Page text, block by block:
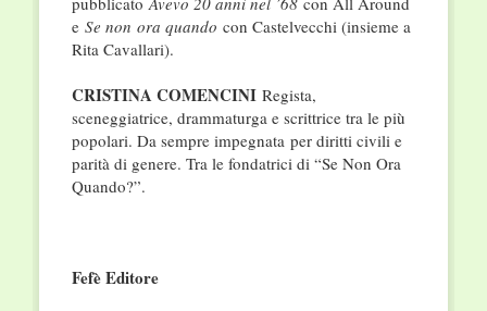
e Se non ora quando con Castelvecchi (insieme a
Rita Cavallari).
CRISTINA COMENCINI Regista,
sceneggiatrice, drammaturga e scrittrice tra le più
popolari. Da sempre impegnata per diritti civili e
parità di genere. Tra le fondatrici di “Se Non Ora
Quando?”.
Fefè Editore